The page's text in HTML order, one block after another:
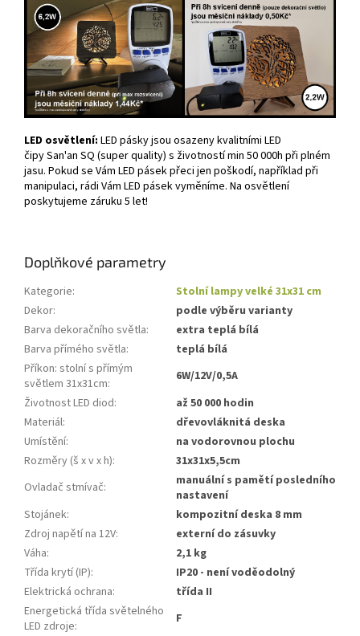
LED osvětlení: LED pásky jsou osazeny kvalitními LED
čipy San'an SQ (super quality) s životností min 50 000h při plném
jasu. Pokud se Vám LED pásek přeci jen poškodí, například při
manipulaci, rádi Vám LED pásek vyměníme. Na osvětlení
poskytujeme záruku 5 let!
Doplňkové parametry
Kategorie:
Stolní lampy velké 31x31 cm
Dekor:
podle výběru varianty
Barva dekoračního světla:
extra teplá bílá
Barva přímého světla:
teplá bílá
Příkon: stolní s přímým
světlem 31x31cm:
6W/12V/0,5A
Životnost LED diod:
až 50 000 hodin
Materiál:
dřevovláknitá deska
Umístění:
na vodorovnou plochu
Rozměry (š x v x h):
31x31x5,5cm
Ovladač stmívač:
manuální s pamětí posledního
nastavení
Stojánek:
kompozitní deska 8 mm
Zdroj napětí na 12V:
externí do zásuvky
Váha:
2,1 kg
Třída krytí (IP):
IP20 - není voděodolný
Elektrická ochrana:
třída II
Energetická třída světelného
LED zdroje:
F